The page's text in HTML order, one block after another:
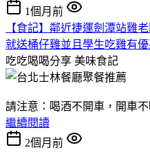
1個月前
【食記】鄰近捷運劍潭站雞
就送桶仔雞並且學生吃雞有
吃吃喝喝分享 美味食記
請注意：喝酒不開車，開車
繼續閱讀
2個月前